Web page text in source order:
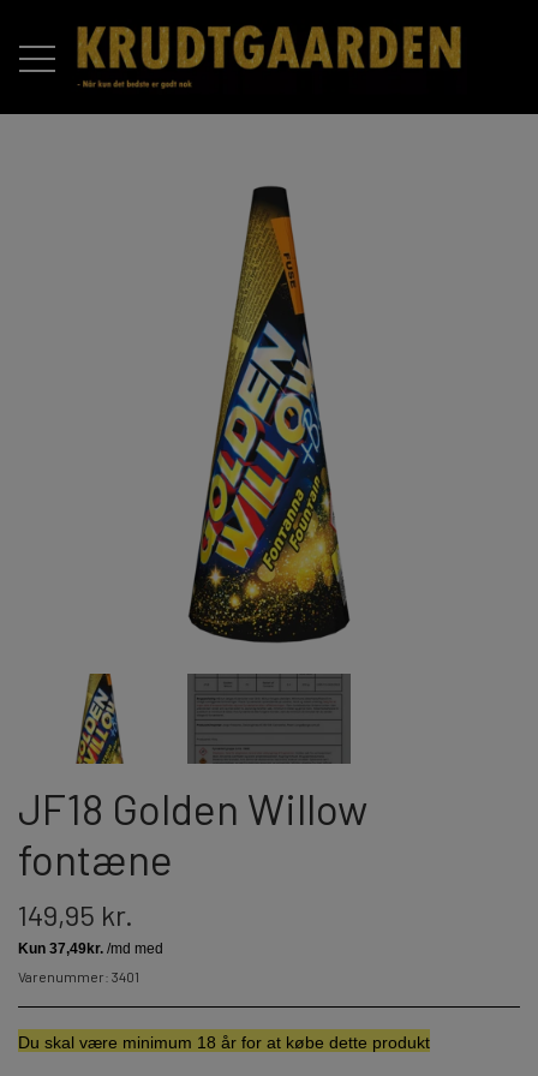
FORSIDE
PRODUKTER
RAKETTER
BATTERIER
PIROMAX
JORGE FIREWORKS
J-FIREWORKS
DPA
RIAKEO
COMPOUND BATTERIER
BOMBERØR
JUNIOR - OG FAMILIEKRUDT
FONTÆNER
STORMLIGHTER
BORDBOMBER & PARTY POPPERS
KONFETTI
OM OS
KONTAKT OS
ÅBNINGSTIDER 2025
JF18 Golden Willow
fontæne
149,95 kr.
Varenummer: 3401
Du skal være minimum 18 år for at købe dette produkt